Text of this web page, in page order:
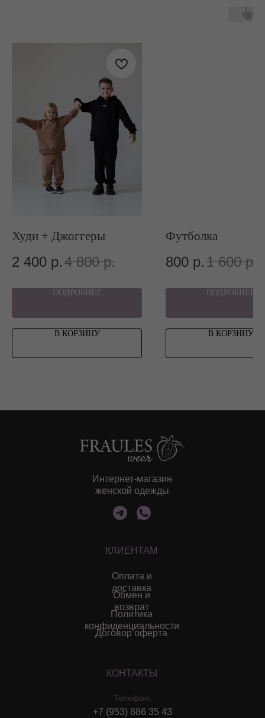
Худи + Джоггеры
2 400 р.4 800 р.
ПОДРОБНЕЕ
В КОРЗИНУ
Футболка
800 р.1 600 р.
ПОДРОБНЕЕ
В КОРЗИНУ
Интернет-магазин
женской одежды
Каталог
NEW
Sale
КЛИЕНТАМ
КОНТАКТЫ
Оплата и
доставка
Телефон:
Обмен и
возврат
+7 (953) 886 35 43
Политика
конфиденциальности
Договор оферта